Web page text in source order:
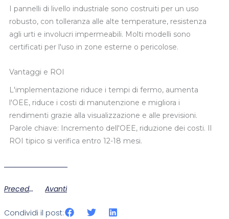
I pannelli di livello industriale sono costruiti per un uso
robusto, con tolleranza alle alte temperature, resistenza
agli urti e involucri impermeabili. Molti modelli sono
certificati per l'uso in zone esterne o pericolose.
Vantaggi e ROI
L'implementazione riduce i tempi di fermo, aumenta
l'OEE, riduce i costi di manutenzione e migliora i
rendimenti grazie alla visualizzazione e alle previsioni.
Parole chiave: Incremento dell'OEE, riduzione dei costi. Il
ROI tipico si verifica entro 12-18 mesi.
Precedente Avanti
Condividi il post: